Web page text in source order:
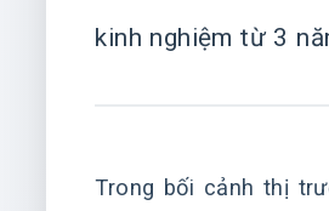
kinh nghiệm từ 3
Trong bối cảnh thị